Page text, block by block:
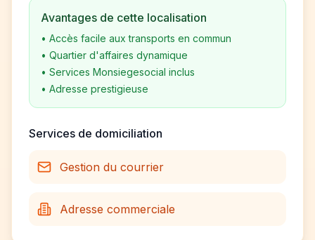
Avantages de cette localisation
• Accès facile aux transports en commun
• Quartier d'affaires dynamique
• Services Monsiegesocial inclus
• Adresse prestigieuse
Services de domiciliation
Gestion du courrier
Adresse commerciale